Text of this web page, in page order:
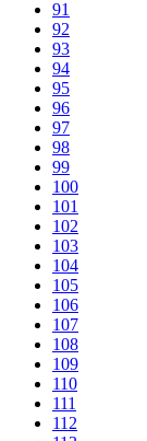
91
92
93
94
95
96
97
98
99
100
101
102
103
104
105
106
107
108
109
110
111
112